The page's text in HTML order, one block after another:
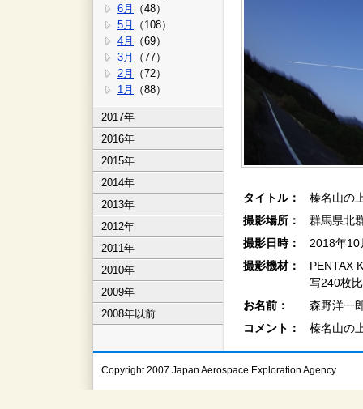
6月
（48）
5月
（108）
4月
（69）
3月
（77）
2月
（72）
1月
（88）
2017年
2016年
2015年
2014年
2013年
2012年
2011年
2010年
2009年
2008年以前
タイトル：
榛名山の
撮影場所：
群馬県北
撮影日時：
2018年
撮影機材：
PENTAX
写240枚
お名前：
森野洋一
コメント：
榛名山の
Copyright 2007 Japan Aerospace Exploration Agency